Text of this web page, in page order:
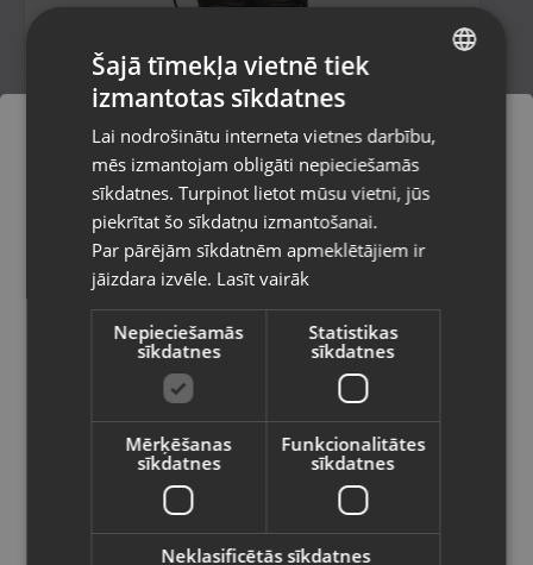
Nitro Vandal
Rīga, Jūrmalas gatve 30
Stāvoklis Lietots (Garantija 6 mēneši)
35.00€
Bauer Vapor S25
Pasūtījumi tiks piegādāti uz
izvēlēto valsti
Vietnes saturs būs attēlots izvēlētajā
valodā
Valsts
Latviešu / Latvian
RUSSIAN
Šajā tīmekļa vietnē tiek
izmantotas sīkdatnes
Lai nodrošinātu interneta vietnes darbību,
mēs izmantojam obligāti nepieciešamās
sīkdatnes. Turpinot lietot mūsu vietni, jūs
piekrītat šo sīkdatņu izmantošanai.
Par pārējām sīkdatnēm apmeklētājiem ir
jāizdara izvēle. Lasīt vairāk
Nepieciešamās
sīkdatnes
Statistikas
sīkdatnes
Mērķēšanas
sīkdatnes
Funkcionalitātes
sīkdatnes
Neklasificētās sīkdatnes